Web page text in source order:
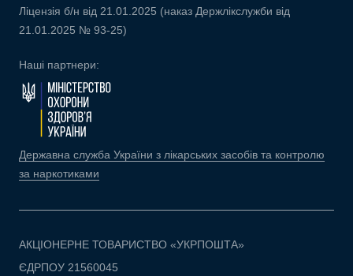
Ліцензія б/н від 21.01.2025 (наказ Держлікслужби від
21.01.2025 № 93-25)
Наші партнери:
Державна служба України з лікарських засобів та контролю
за наркотиками
АКЦІОНЕРНЕ ТОВАРИСТВО «УКРПОШТА»
ЄДРПОУ 21560045